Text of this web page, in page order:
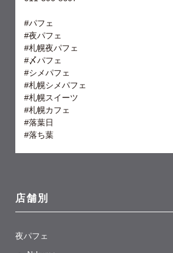
#パフェ
#夜パフェ
#札幌夜パフェ
#〆パフェ
#シメパフェ
#札幌シメパフェ
#札幌スイーツ
#札幌カフェ
#落葉日
#落ち葉
店舗別
夜パフェ